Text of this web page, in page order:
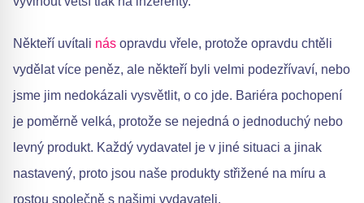
Někteří uvítali nás opravdu vřele, protože opravdu chtěli
vydělat více peněz, ale někteří byli velmi podezřívaví, nebo
jsme jim nedokázali vysvětlit, o co jde. Bariéra pochopení
je poměrně velká, protože se nejedná o jednoduchý nebo
levný produkt. Každý vydavatel je v jiné situaci a jinak
nastavený, proto jsou naše produkty střižené na míru a
rostou společně s našimi vydavateli.